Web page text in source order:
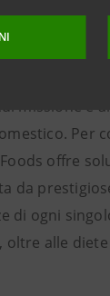
alimenti di
ben 50 anni
missione è
Per
offre
da
di ogni
oltre alle